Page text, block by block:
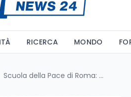
RICERCA MONDO
Scuola della Pace di Roma: Un Presidio Contro la Dispersione Scolastica alla Magliana